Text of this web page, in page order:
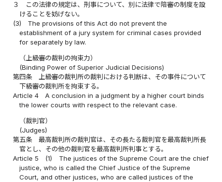
３
この法律の規定は、刑事について、別に法律で陪審の制度を設
けることを妨げない。
(3)
The provisions of this Act do not prevent the
establishment of a jury system for criminal cases provided
for separately by law.
（上級審の裁判の拘束力）
(Binding Power of Superior Judicial Decisions)
第四条
上級審の裁判所の裁判における判断は、その事件について
下級審の裁判所を拘束する。
Article 4
A conclusion in a judgment by a higher court binds
the lower courts with respect to the relevant case.
（裁判官）
(Judges)
第五条
最高裁判所の裁判官は、その長たる裁判官を最高裁判所長
官とし、その他の裁判官を最高裁判所判事とする。
Article 5
(1)
The justices of the Supreme Court are the chief
justice, who is called the Chief Justice of the Supreme
Court, and other justices, who are called justices of the